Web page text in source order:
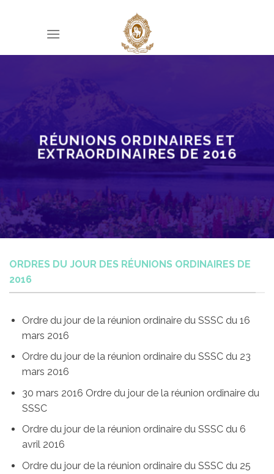
RÉUNIONS ORDINAIRES ET
EXTRAORDINAIRES DE 2016
ORDRES DU JOUR DES RÉUNIONS ORDINAIRES DE
2016
Ordre du jour de la réunion ordinaire du SSSC du 16
mars 2016
Ordre du jour de la réunion ordinaire du SSSC du 23
mars 2016
30 mars 2016 Ordre du jour de la réunion ordinaire du
SSSC
Ordre du jour de la réunion ordinaire du SSSC du 6
avril 2016
​Ordre du jour de la réunion ordinaire du SSSC du 25